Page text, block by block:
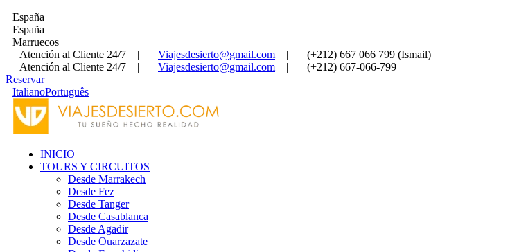
España
España
Marruecos
Atención al Cliente 24/7
| Viajesdesierto@gmail.com |
(+212) 667 066 799 (Ismail)
Atención al Cliente 24/7
| Viajesdesierto@gmail.com |
(+212) 667-066-799
Reservar
ItalianoPortuguês
INICIO
TOURS Y CIRCUITOS
Desde Marrakech
Desde Fez
Desde Tanger
Desde Casablanca
Desde Agadir
Desde Ouarzazate